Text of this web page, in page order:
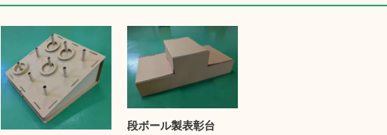
段ボール製表彰台